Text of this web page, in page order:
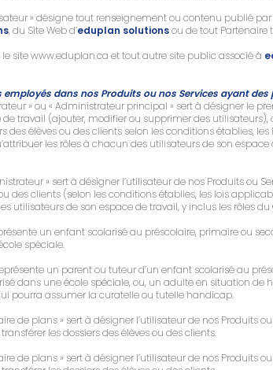
» désigne tout renseignement ou contenu publié
, du Site Web d’eduplan solutionsou de tout Partenaire
le sitewww.eduplan.ca et tout autre site public associé à
employés dans nos Produits ou nos Services ayant
» ou « Administrateur principal » sert à désigner le
de travail (ajouter, modifier ou supprimer des
des élèves ou des clients selon les conditions établies,
les rôles à chacun des utilisateurs de son
» sert à désigner l’utilisateur de nos Produits ou
des clients (selon les conditions établies, les lois
utilisateurs de son espace de travail, y inclus les rôles
un enfant scolarisé au préscolaire, primaire ou
spéciale.
un parent ou tuteur d’un enfant scolarisé au
dans une école spéciale, ou, un adulte en situation
pourra assumer la curatelle ou tutelle handicap.
de plans » sert à désigner l’utilisateur de nos Produits
les dossiers des élèves ou des clients.
de plans » sert à désigner l’utilisateur de nos Produits